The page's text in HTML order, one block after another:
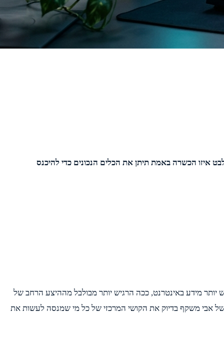
איזו הכשרה באמת תיתן את הכלים הנכונים כדי להיכנס
שחיפש יותר מידע באינטרנט, ככה הרגיש יותר מבולבל מההיצע הרחב של
של אבי משקף בדיוק את הקושי המרכזי של כל מי שמנסה לעשות את